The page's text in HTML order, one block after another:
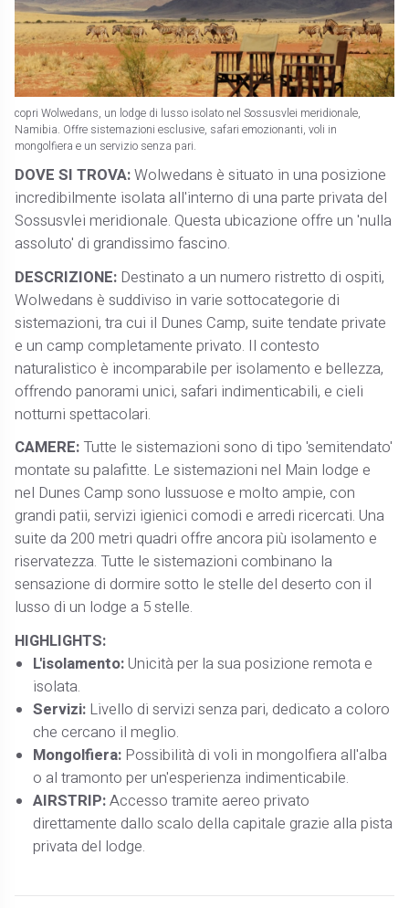
copri Wolwedans, un lodge di lusso isolato nel Sossusvlei meridionale,
Namibia. Offre sistemazioni esclusive, safari emozionanti, voli in
mongolfiera e un servizio senza pari.
DOVE SI TROVA:Wolwedans è situato in una posizione
incredibilmente isolata all'interno di una parte privata del
Sossusvlei meridionale. Questa ubicazione offre un 'nulla
assoluto' di grandissimo fascino.
DESCRIZIONE: Destinato a un numero ristretto di ospiti,
Wolwedans è suddiviso in varie sottocategorie di
sistemazioni, tra cui il Dunes Camp, suite tendate private
e un camp completamente privato. Il contesto
naturalistico è incomparabile per isolamento e bellezza,
offrendo panorami unici, safari indimenticabili, e cieli
notturni spettacolari.
CAMERE: Tutte le sistemazioni sono di tipo 'semitendato'
montate su palafitte. Le sistemazioni nel Main lodge e
nel Dunes Camp sono lussuose e molto ampie, con
grandi patii, servizi igienici comodi e arredi ricercati. Una
suite da 200 metri quadri offre ancora più isolamento e
riservatezza. Tutte le sistemazioni combinano la
sensazione di dormire sotto le stelle del deserto con il
lusso di un lodge a 5 stelle.
HIGHLIGHTS:
L'isolamento:Unicità per la sua posizione remota e
isolata.
Servizi: Livello di servizi senza pari, dedicato a coloro
che cercano il meglio.
Mongolfiera: Possibilità di voli in mongolfiera all'alba
o al tramonto per un'esperienza indimenticabile.
AIRSTRIP:Accesso tramite aereo privato
direttamente dallo scalo della capitale grazie alla pista
privata del lodge.